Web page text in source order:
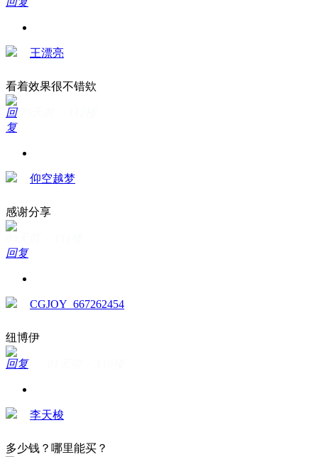
王漂亮
看着效果很不错欸
回
复
仰空越梦
感谢分享
回复
CGJOY_667262454
纽博伊
回复
李天梭
多少钱？哪里能买？